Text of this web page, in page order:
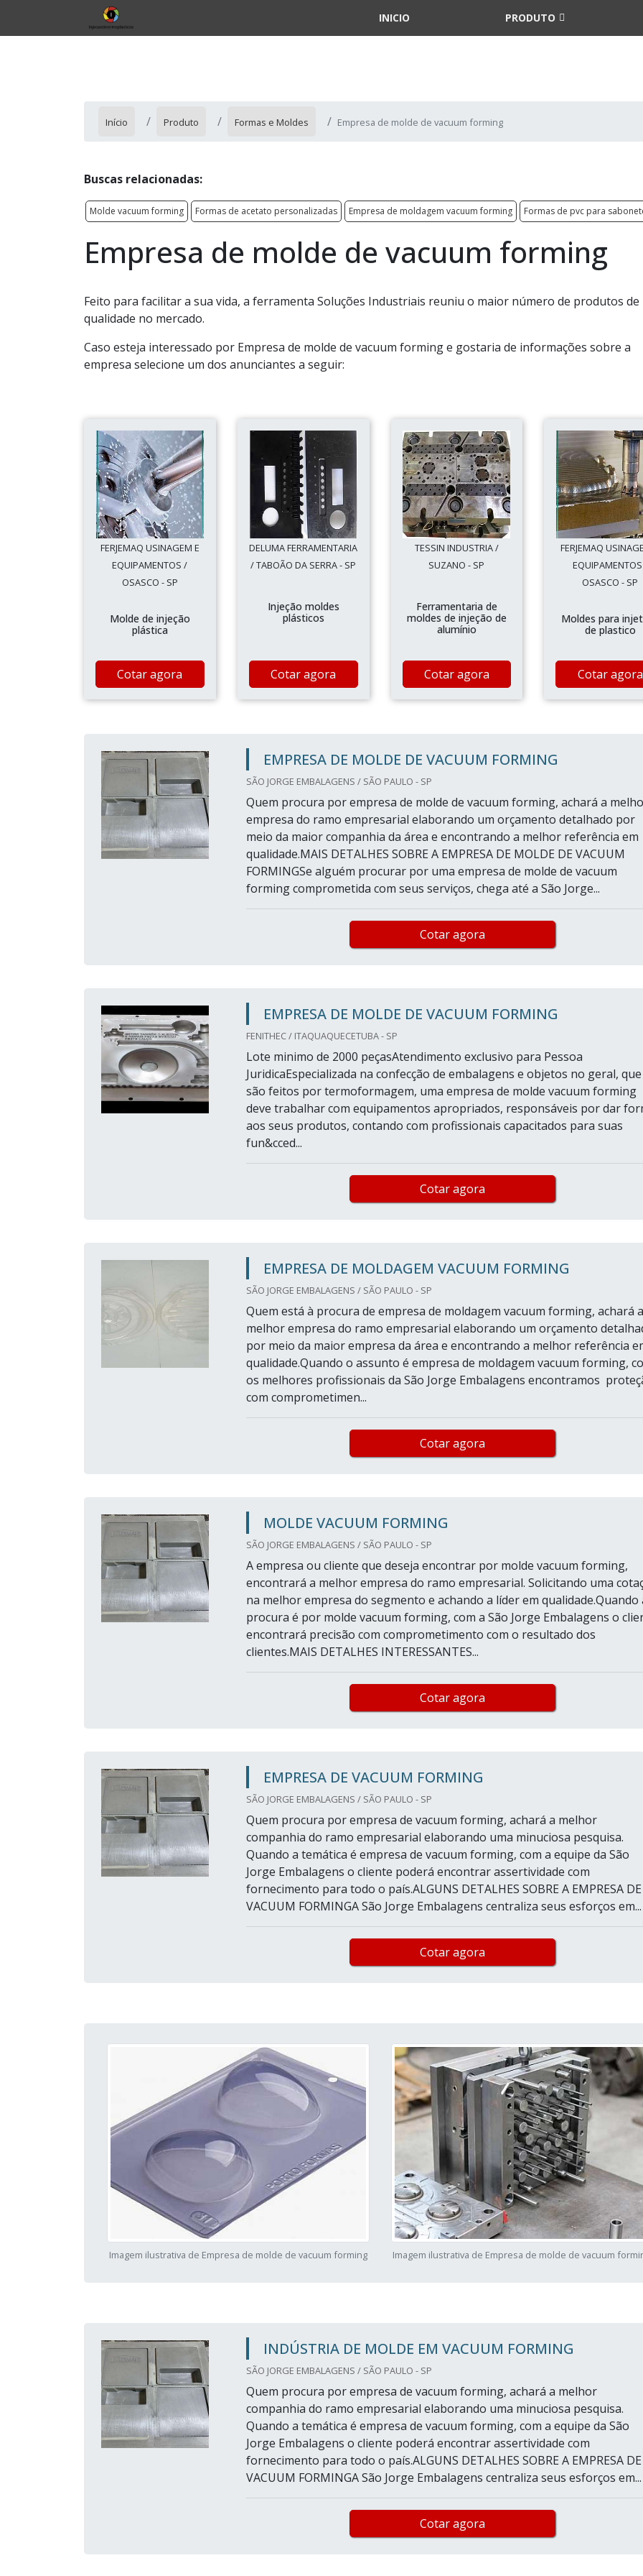
INICIO PRODUTO
Início Produto Formas e Moldes Empresa de molde de vacuum forming
Buscas relacionadas:
Molde vacuum forming Formas de acetato personalizadas Empresa de moldagem vacuum forming Formas de pvc para
Empresa de molde de vacuum forming
Feito para facilitar a sua vida, a ferramenta Soluções Industriais reuniu o maior número de produtos de
qualidade no mercado.
Caso esteja interessado por Empresa de molde de vacuum forming e gostaria de informações sobre a
empresa selecione um dos anunciantes a seguir:
FERJEMAQ USINAGEM E
EQUIPAMENTOS /
OSASCO - SP
Molde de injeção
plástica
Cotar agora
DELUMA FERRAMENTARIA
/ TABOÃO DA SERRA - SP
Injeção moldes
plásticos
Cotar agora
TESSIN INDUSTRIA /
SUZANO - SP
Ferramentaria de
moldes de injeção de
alumínio
Cotar agora
FERJEMAQ
OSASCO - SP
Moldes para
de plastico
Cotar agora
EMPRESA DE MOLDE DE VACUUM FORMING
SÃO JORGE EMBALAGENS / SÃO PAULO - SP
Quem procura por empresa de molde de vacuum forming, achará a
empresa do ramo empresarial elaborando um orçamento detalhado por
meio da maior companhia da área e encontrando a melhor referência em
qualidade.MAIS DETALHES SOBRE A EMPRESA DE MOLDE DE VACUUM
FORMINGSe alguém procurar por uma empresa de molde de vacuum
forming comprometida com seus serviços, chega até a São Jorge...
Cotar agora
EMPRESA DE MOLDE DE VACUUM FORMING
FENITHEC / ITAQUAQUECETUBA - SP
Lote minimo de 2000 peçasAtendimento exclusivo para Pessoa
JuridicaEspecializada na confecção de embalagens e objetos no geral, que
são feitos por termoformagem, uma empresa de molde vacuum forming
deve trabalhar com equipamentos apropriados, responsáveis por dar
aos seus produtos, contando com profissionais capacitados para suas
fun&cced...
Cotar agora
EMPRESA DE MOLDAGEM VACUUM FORMING
SÃO JORGE EMBALAGENS / SÃO PAULO - SP
Quem está à procura de empresa de moldagem vacuum forming, achará a
melhor empresa do ramo empresarial elaborando um orçamento
por meio da maior empresa da área e encontrando a melhor referência
qualidade.Quando o assunto é empresa de moldagem vacuum forming,
os melhores profissionais da São Jorge Embalagens encontramos
com comprometimen...
Cotar agora
MOLDE VACUUM FORMING
SÃO JORGE EMBALAGENS / SÃO PAULO - SP
A empresa ou cliente que deseja encontrar por molde vacuum forming,
encontrará a melhor empresa do ramo empresarial. Solicitando uma
na melhor empresa do segmento e achando a líder em qualidade.Quando
procura é por molde vacuum forming, com a São Jorge Embalagens o
encontrará precisão com comprometimento com o resultado dos
clientes.MAIS DETALHES INTERESSANTES...
Cotar agora
EMPRESA DE VACUUM FORMING
SÃO JORGE EMBALAGENS / SÃO PAULO - SP
Quem procura por empresa de vacuum forming, achará a melhor
companhia do ramo empresarial elaborando uma minuciosa pesquisa.
Quando a temática é empresa de vacuum forming, com a equipe da São
Jorge Embalagens o cliente poderá encontrar assertividade com
fornecimento para todo o país.ALGUNS DETALHES SOBRE A EMPRESA DE
VACUUM FORMINGA São Jorge Embalagens centraliza seus esforços em...
Cotar agora
Imagem ilustrativa de Empresa de molde de vacuum forming Imagem ilustrativa de Empresa de molde de vacuum
INDÚSTRIA DE MOLDE EM VACUUM FORMING
SÃO JORGE EMBALAGENS / SÃO PAULO - SP
Quem procura por empresa de vacuum forming, achará a melhor
companhia do ramo empresarial elaborando uma minuciosa pesquisa.
Quando a temática é empresa de vacuum forming, com a equipe da São
Jorge Embalagens o cliente poderá encontrar assertividade com
fornecimento para todo o país.ALGUNS DETALHES SOBRE A EMPRESA DE
VACUUM FORMINGA São Jorge Embalagens centraliza seus esforços em...
Cotar agora